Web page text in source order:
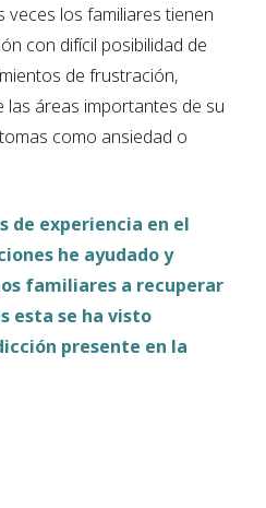
veces los familiares tienen
con difícil posibilidad de
de frustración,
áreas importantes de su
como ansiedad o
de experiencia en el
he ayudado y
familiares a recuperar
esta se ha visto
presente en la